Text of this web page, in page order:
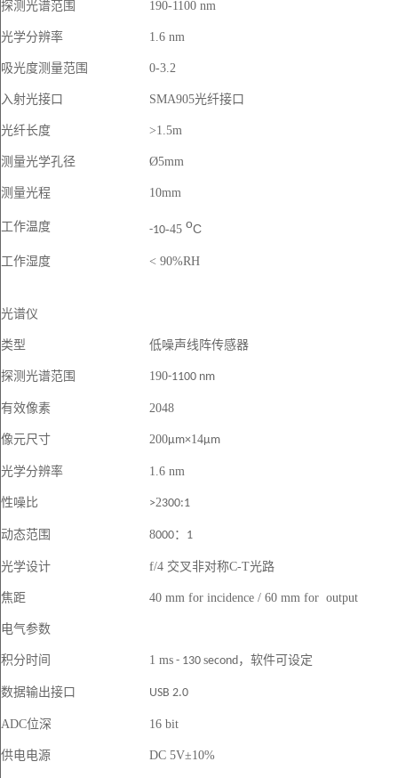
探测光谱范围 190-1100 nm
光学分辨率 1.6 nm
吸光度测量范围 0-3.2
入射光接口 SMA905光纤接口
光纤长度 >1.5m
测量光学孔径 Ø5mm
测量光程 10mm
工作温度 -10-45 oC
工作湿度 < 90%RH
光谱仪
类型 低噪声线阵传感器
探测光谱范围 190-1100 nm
有效像素 2048
像元尺寸 200μm×14μm
光学分辨率 1.6 nm
性噪比 >2300:1
动态范围 8000： 1
光学设计 f/4 交叉非对称C-T光路
焦距 40 mm for incidence / 60 mm for output
电气参数
积分时间 1 ms - 130 second ， 软件可设定
数据输出接口 USB 2.0
ADC位深 16 bit
供电电源 DC 5V±10%